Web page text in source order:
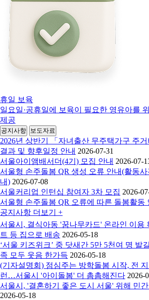
휴일 보육
일요일·공휴일에 보육이 필요한 영유아를
제공
공지사항 보도자료
2026년 상반기 「자녀출산 무주택가구 주
결과 및 향후일정 안내 2026-07-31
서울아이앰배서더(4기) 모집 안내 2026-07-
서울형 손주돌봄 QR 생성 오류 안내(활동
내) 2026-07-08
서울커리업 인턴십 참여자 3차 모집 2026-
서울형 손주돌봄 QR 오류에 따른 돌봄활동
공지사항 더보기 +
서울시, 결식아동 '꿈나무카드' 온라인 이
트 등 집으로 배송 2026-05-18
‘서울 키즈위크’ 중 닷새간 5만 5천여 명
족 모두 웃음 한가득 2026-05-18
(기자설명회) 점심주는 방학돌봄 시작, 전
런…서울시 '아이돌봄' 더 촘촘해진다 2026-
서울시, '결혼하기 좋은 도시 서울' 위해 민
2026-05-18